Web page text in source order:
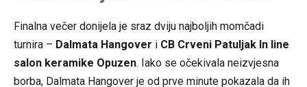
Finalna večer donijela je sraz dviju najboljih momčadi
turnira – Dalmata Hangover i CB Crveni Patuljak In line
salon keramike Opuzen. Iako se očekivala neizvjesna
borba, Dalmata Hangover je od prve minute pokazala da ih